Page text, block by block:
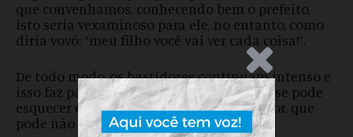
que convenhamos, conhecendo bem o prefeito,
isto seria vexaminoso para ele, no entanto, como
diria vovó: “meu filho você vai ver cada coisa!”.
De todo modo, os bastidores continuam intenso e
isso faz parte da vida política, o que não se pode
esquecer é de combinar tudo com o eleitor, que
pode não gostar muito desses planos.